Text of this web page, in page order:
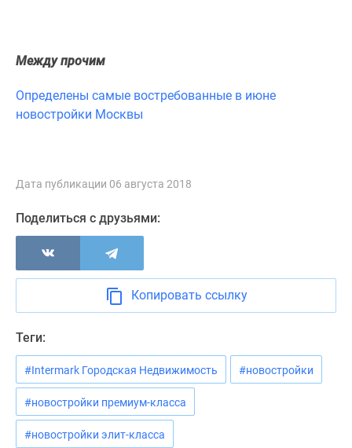
проекте
Реклама
Машино-
места
Апартаменты
#траншевая
ипотека
ИТ-
Квартиры
скидками
41%
Видео
Между прочим
Определены самые востребованные в июне
новостройки Москвы
Дата публикации 06 августа 2018
Поделиться с друзьями:
Копировать ссылку
Теги:
#Intermark Городская Недвижимость #новостройки
#новостройки премиум-класса
#новостройки элит-класса